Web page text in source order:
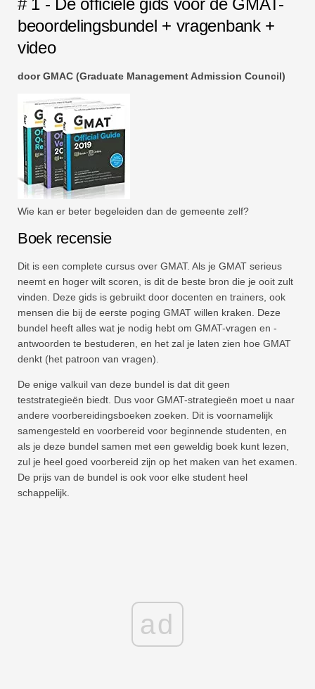
beoordelingsbundel + vragenbank +
video
door GMAC (Graduate Management Admission Council)
Wie kan er beter begeleiden dan de gemeente zelf?
Boek recensie
Dit is een complete cursus over GMAT. Als je GMAT serieus
neemt en hoger wilt scoren, is dit de beste bron die je ooit zult
vinden. Deze gids is gebruikt door docenten en trainers, ook
mensen die bij de eerste poging GMAT willen kraken. Deze
bundel heeft alles wat je nodig hebt om GMAT-vragen en -
antwoorden te bestuderen, en het zal je laten zien hoe GMAT
denkt (het patroon van vragen).
De enige valkuil van deze bundel is dat dit geen
teststrategieën biedt. Dus voor GMAT-strategieën moet u naar
andere voorbereidingsboeken zoeken. Dit is voornamelijk
samengesteld en voorbereid voor beginnende studenten, en
als je deze bundel samen met een geweldig boek kunt lezen,
zul je heel goed voorbereid zijn op het maken van het examen.
De prijs van de bundel is ook voor elke student heel
schappelijk.
ad